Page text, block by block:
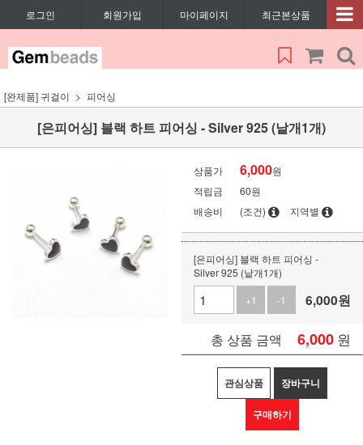
로그인 회원가입 마이페이지 최근본상품
[완제품] 귀걸이 피어싱
[은피어싱] 블랙 하트 피어싱 - Silver 925 (낱개1개)
상품가 6,000원
적립금
60원
배송비
(조건) 지역별
[은피어싱] 블랙 하트 피어싱 -
Silver 925 (낱개1개)
+1
-1 6,000원
총 상품 금액 6,000 원
관심상품 장바구니
구매하기